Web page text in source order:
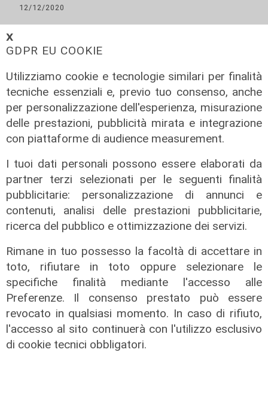
𝗫
GDPR EU COOKIE
Utilizziamo cookie e tecnologie similari per finalità
tecniche essenziali e, previo tuo consenso, anche
per personalizzazione dell'esperienza, misurazione
delle prestazioni, pubblicità mirata e integrazione
con piattaforme di audience measurement.
I tuoi dati personali possono essere elaborati da
partner terzi selezionati per le seguenti finalità
pubblicitarie: personalizzazione di annunci e
contenuti, analisi delle prestazioni pubblicitarie,
ricerca del pubblico e ottimizzazione dei servizi.
Rimane in tuo possesso la facoltà di accettare in
toto, rifiutare in toto oppure selezionare le
specifiche finalità mediante l'accesso alle
Preferenze. Il consenso prestato può essere
revocato in qualsiasi momento. In caso di rifiuto,
l'accesso al sito continuerà con l'utilizzo esclusivo
di cookie tecnici obbligatori.
12/12/2020
ALTRE NOTIZIE
La posizione
Agitazione aziende in subappalto
Amt: la situazione secondo il
vicepresidente Anav